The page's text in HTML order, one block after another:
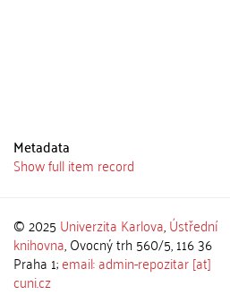
Metadata
Show full item record
© 2025 Univerzita Karlova,Ústřední
knihovna, Ovocný trh 560/5, 116 36
Praha 1;email: admin-repozitar [at]
cuni.cz